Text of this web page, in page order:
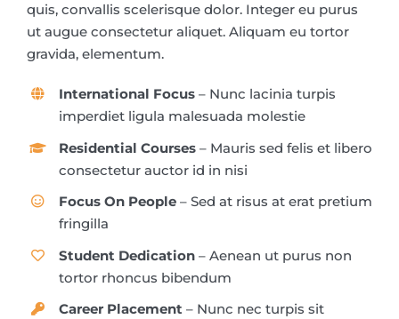
quis, convallis scelerisque dolor. Integer eu purus
ut augue consectetur aliquet. Aliquam eu tortor
gravida, elementum.
International Focus – Nunc lacinia turpis
imperdiet ligula malesuada molestie
Residential Courses – Mauris sed felis et libero
consectetur auctor id in nisi
Focus On People – Sed at risus at erat pretium
fringilla
Student Dedication – Aenean ut purus non
tortor rhoncus bibendum
Career Placement – Nunc nec turpis sit